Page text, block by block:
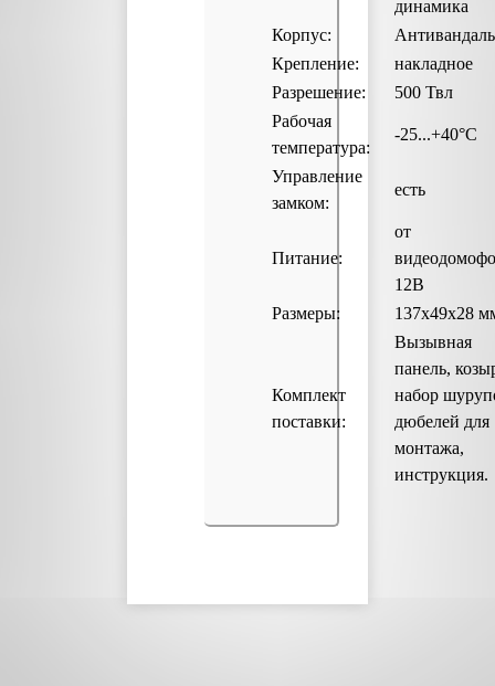
динамика
Корпус:
Крепление:
накладное
Разрешение:
500 Твл
Рабочая
температура:
-25...+40°С
Управление
замком:
есть
Питание:
от
12В
Размеры:
137х49х28
Комплект
поставки:
Вызывная
панель,
набор
дюбелей для
монтажа,
инструкция.